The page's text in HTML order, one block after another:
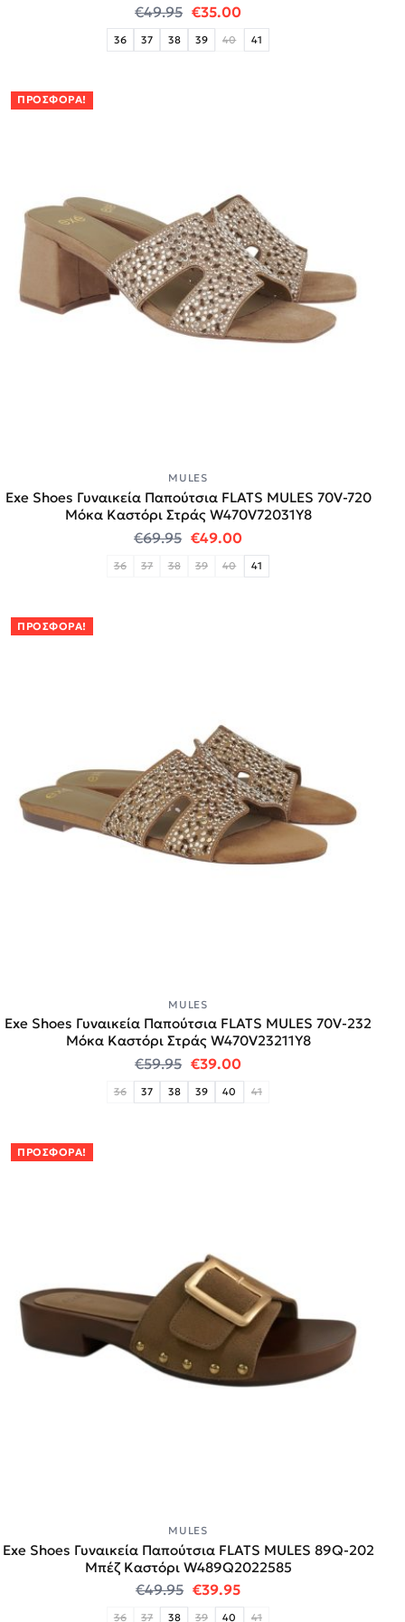
€49.95 Original price was: €49.95.
€35.00Η τρέχουσα τιμή
36 37 38 39 40 41
ΠΡΟΣΦΟΡΆ!
MULES
Exe Shoes Γυναικεία Παπούτσια FLATS MULES 70V-720
Μόκα Καστόρι Στράς W470V72031Y8
€69.95 Original price was: €69.95.
€49.00Η τρέχουσα τιμή
36 37 38 39 40 41
ΠΡΟΣΦΟΡΆ!
MULES
Exe Shoes Γυναικεία Παπούτσια FLATS MULES 70V-232
Μόκα Καστόρι Στράς W470V23211Y8
€59.95 Original price was: €59.95.
€39.00Η τρέχουσα τιμή
36 37 38 39 40 41
ΠΡΟΣΦΟΡΆ!
MULES
Exe Shoes Γυναικεία Παπούτσια FLATS MULES 89Q-202
Μπέζ Καστόρι W489Q2022585
€49.95 Original price was: €49.95.
€39.95Η τρέχουσα τιμή
36 37 38 39 40 41